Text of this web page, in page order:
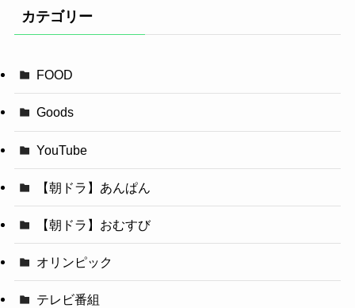
カテゴリー
FOOD
Goods
YouTube
【朝ドラ】あんぱん
【朝ドラ】おむすび
オリンピック
テレビ番組